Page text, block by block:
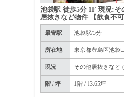
池袋駅 徒歩5分 1F 現況:そ
居抜きなど物件 【飲食不可
最寄駅 池袋駅/5分
所在地 東京都豊島区池袋
現況 その他居抜きなど
階 / 坪 1階 / 13.65坪